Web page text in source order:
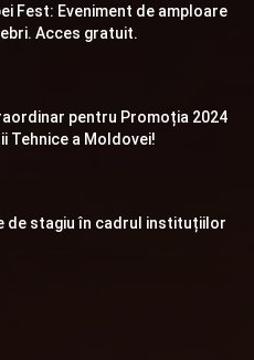
Fest: Eveniment de amploare
Acces gratuit.
pentru Promoția 2024
Tehnice a Moldovei!
de stagiu în cadrul instituțiilor